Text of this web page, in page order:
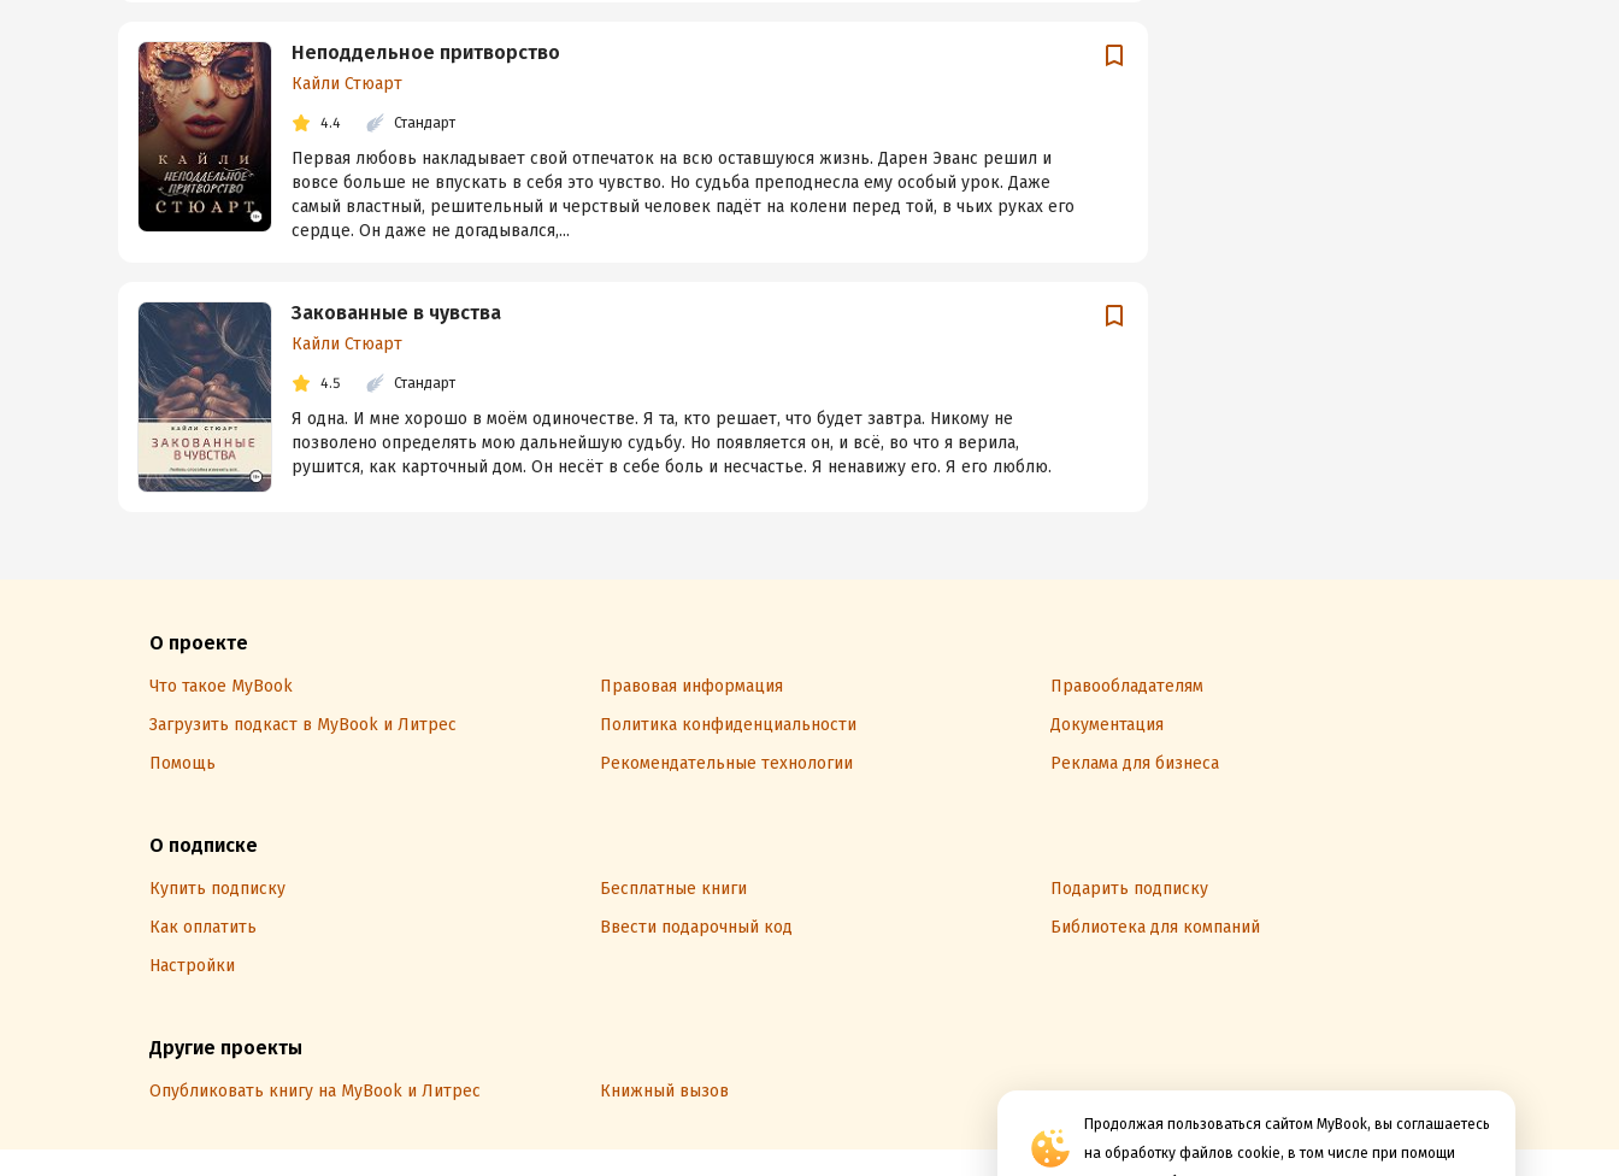
Продолжая пользоваться сайтом MyBook, вы соглашаетесь
на обработку файлов cookie, в том числе при помощи
Неподдельное притворство
Кайли Стюарт
4.4 Стандарт
Первая любовь накладывает свой отпечаток на всю оставшуюся жизнь. Дарен Эванс решил и
вовсе больше не впускать в себя это чувство. Но судьба преподнесла ему особый урок. Даже
самый властный, решительный и черствый человек падёт на колени перед той, в чьих руках его
сердце. Он даже не догадывался,...
Закованные в чувства
Кайли Стюарт
4.5 Стандарт
Я одна. И мне хорошо в моём одиночестве. Я та, кто решает, что будет завтра. Никому не
позволено определять мою дальнейшую судьбу. Но появляется он, и всё, во что я верила,
рушится, как карточный дом. Он несёт в себе боль и несчастье. Я ненавижу его. Я его люблю.
О проекте
Что такое MyBook Правовая информация
Правообладателям
Загрузить подкаст в MyBook и Литрес
Политика конфиденциальности
Документация
Помощь
Рекомендательные технологии Реклама для бизнеса
О подписке
Купить подписку Бесплатные книги
Подарить подписку
Как оплатить
Ввести подарочный код
Библиотека для компаний
Настройки
Другие проекты
Опубликовать книгу на MyBook и Литрес Книжный вызов